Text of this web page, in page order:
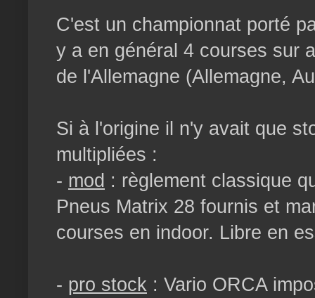
C'est un championnat porté
y a en général 4 courses sur
de l'Allemagne (Allemagne,
Si à l'origine il n'y avait que
multipliées :
- mod : règlement classique
Pneus Matrix 28 fournis et
courses en indoor. Libre en
- pro stock : Vario ORCA